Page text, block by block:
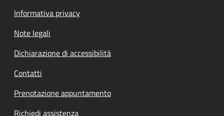
Informativa privacy
Note legali
Dichiarazione di accessibilità
Contatti
Prenotazione appuntamento
Richiedi assistenza